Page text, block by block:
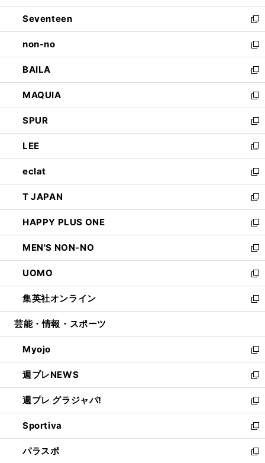
開
く
ウ
で
開
く
ン
ド
ウ
で
開
く
Seventeen
新
し
い
ウ
ィ
ン
ド
ウ
で
開
く
non-no
新
し
い
ウ
ィ
ン
ド
ウ
で
開
く
BAILA
新
し
い
ウ
ィ
ン
ド
ウ
で
開
く
MAQUIA
新
し
い
ウ
ィ
ン
ド
ウ
で
開
く
SPUR
新
し
い
ウ
ィ
ン
ド
ウ
で
開
く
LEE
新
し
い
ウ
ィ
ン
ド
ウ
で
開
く
eclat
新
し
い
ウ
ィ
ン
ド
ウ
で
開
く
T JAPAN
新
し
い
ウ
ィ
ン
ド
ウ
で
開
HAPPY PLUS ONE
新
し
い
ウ
ィ
ン
ド
ウ
開
く
MEN'S NON-NO
新
し
い
ウ
ィ
ン
ウ
で
開
く
UOMO
新
し
い
ウ
ン
ド
ウ
で
開
く
集英社オンライン
新
し
ウ
ィ
ン
ド
ウ
で
開
く
芸能・情報・スポーツ
Myojo
新
し
い
ウ
ィ
ン
ド
ウ
で
週プレNEWS
新
し
い
ウ
ィ
ン
ド
週プレ グラジャパ!
新
し
い
ウ
ィ
Sportiva
新
し
い
パラスポ
新